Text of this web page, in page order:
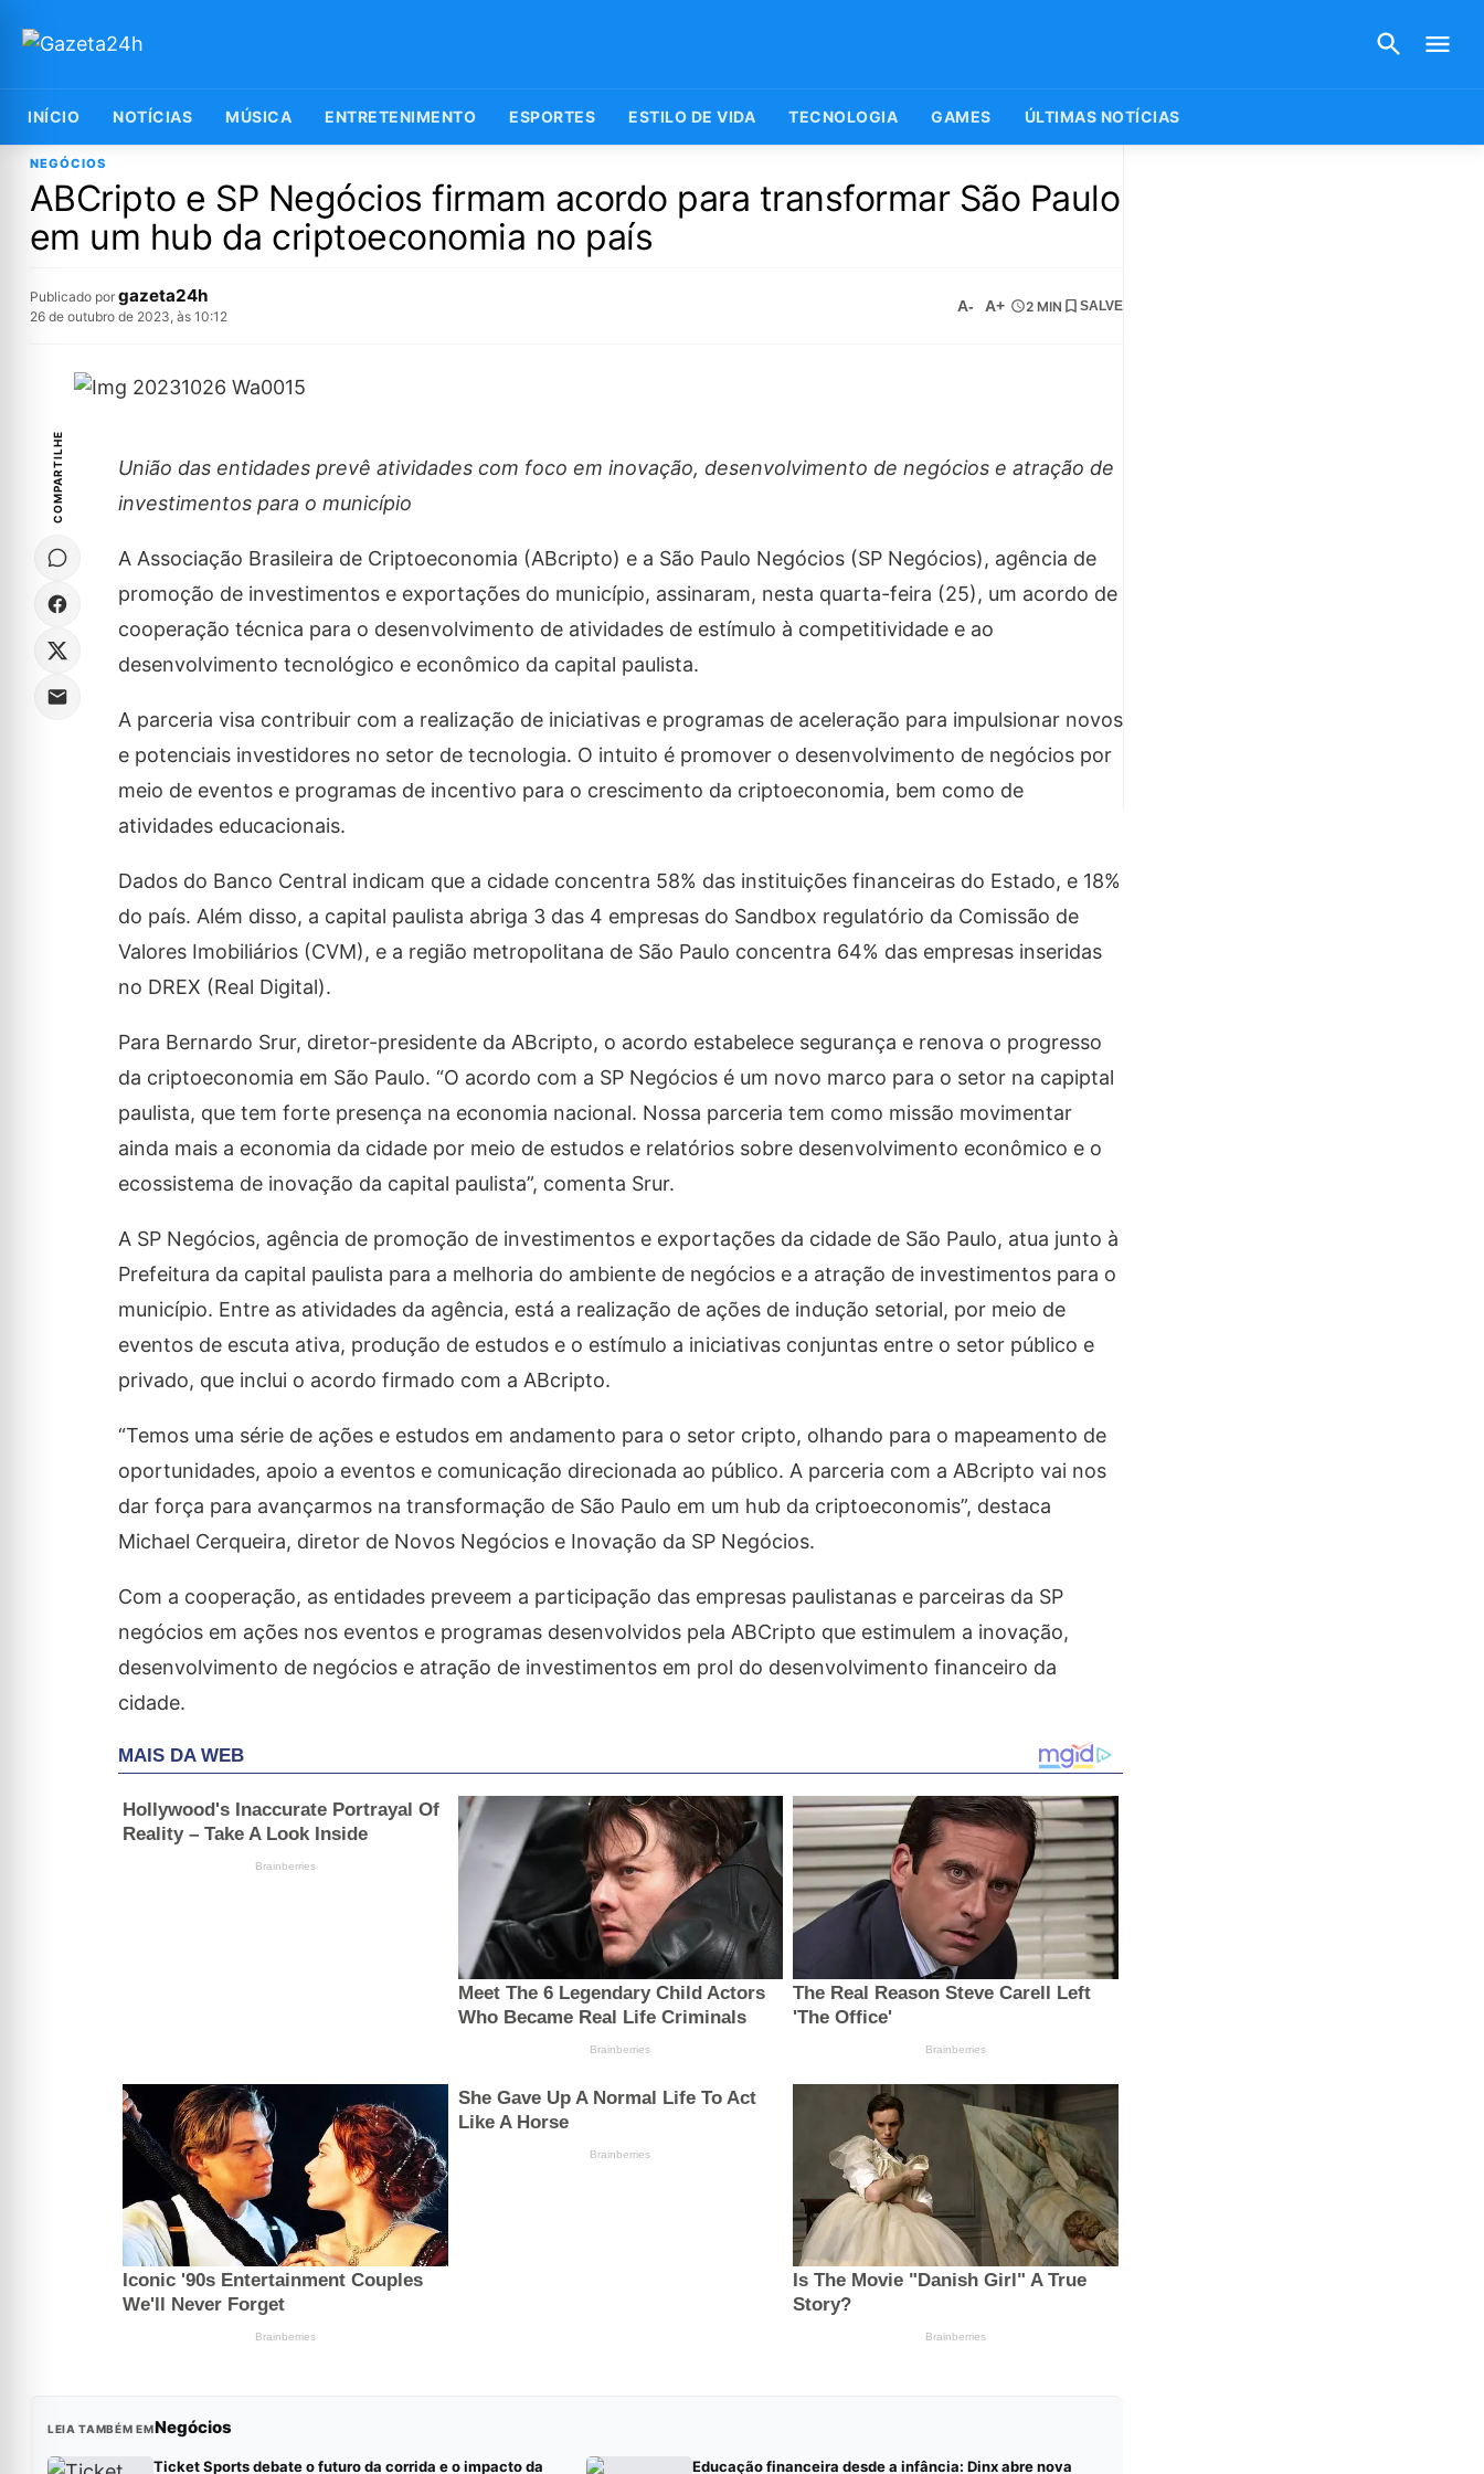
INÍCIO NOTÍCIAS MÚSICA ENTRETENIMENTO ESPORTES ESTILO DE VIDA TECNOLOGIA GAMES ÚLTIMAS NOTÍCIAS
NEGÓCIOS
ABCripto e SP Negócios firmam acordo para transformar São Paulo
em um hub da criptoeconomia no país
Publicado por gazeta24h
26 de outubro de 2023, às 10:12
A- A+ 2 MIN SALVE
COMPARTILHE
União das entidades prevê atividades com foco em inovação, desenvolvimento de negócios e atração de
investimentos para o município
A Associação Brasileira de Criptoeconomia (ABcripto) e a São Paulo Negócios (SP Negócios), agência de
promoção de investimentos e exportações do município, assinaram, nesta quarta-feira (25), um acordo de
cooperação técnica para o desenvolvimento de atividades de estímulo à competitividade e ao
desenvolvimento tecnológico e econômico da capital paulista.
A parceria visa contribuir com a realização de iniciativas e programas de aceleração para impulsionar novos
e potenciais investidores no setor de tecnologia. O intuito é promover o desenvolvimento de negócios por
meio de eventos e programas de incentivo para o crescimento da criptoeconomia, bem como de
atividades educacionais.
Dados do Banco Central indicam que a cidade concentra 58% das instituições financeiras do Estado, e 18%
do país. Além disso, a capital paulista abriga 3 das 4 empresas do Sandbox regulatório da Comissão de
Valores Imobiliários (CVM), e a região metropolitana de São Paulo concentra 64% das empresas inseridas
no DREX (Real Digital).
Para Bernardo Srur, diretor-presidente da ABcripto, o acordo estabelece segurança e renova o progresso
da criptoeconomia em São Paulo. “O acordo com a SP Negócios é um novo marco para o setor na capiptal
paulista, que tem forte presença na economia nacional. Nossa parceria tem como missão movimentar
ainda mais a economia da cidade por meio de estudos e relatórios sobre desenvolvimento econômico e o
ecossistema de inovação da capital paulista”, comenta Srur.
A SP Negócios, agência de promoção de investimentos e exportações da cidade de São Paulo, atua junto à
Prefeitura da capital paulista para a melhoria do ambiente de negócios e a atração de investimentos para o
município. Entre as atividades da agência, está a realização de ações de indução setorial, por meio de
eventos de escuta ativa, produção de estudos e o estímulo a iniciativas conjuntas entre o setor público e
privado, que inclui o acordo firmado com a ABcripto.
“Temos uma série de ações e estudos em andamento para o setor cripto, olhando para o mapeamento de
oportunidades, apoio a eventos e comunicação direcionada ao público. A parceria com a ABcripto vai nos
dar força para avançarmos na transformação de São Paulo em um hub da criptoeconomis”, destaca
Michael Cerqueira, diretor de Novos Negócios e Inovação da SP Negócios.
Com a cooperação, as entidades preveem a participação das empresas paulistanas e parceiras da SP
negócios em ações nos eventos e programas desenvolvidos pela ABCripto que estimulem a inovação,
desenvolvimento de negócios e atração de investimentos em prol do desenvolvimento financeiro da
cidade.
LEIA TAMBÉM EMNegócios
Ticket Sports debate o futuro da corrida e o impacto da
Educação financeira desde a infância: Dinx abre nova